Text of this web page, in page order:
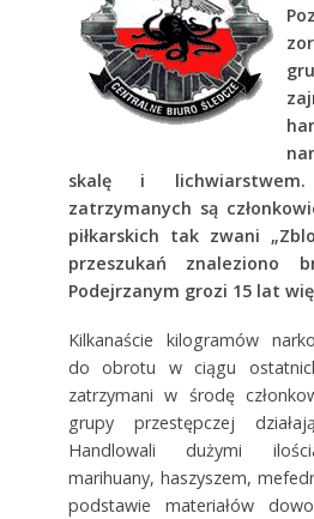
skalę i
zatrzymanych są
piłkarskich tak zwani
przeszukań znaleziono
Podejrzanym grozi 15 lat
Kilkanaście kilogramów
do obrotu w ciągu
zatrzymani w środę
grupy przestępczej
Handlowali dużymi
marihuany, haszyszem,
podstawie materiałów